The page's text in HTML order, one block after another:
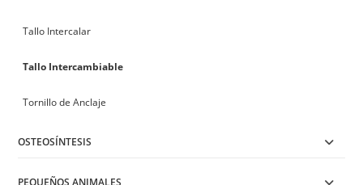
Tallo Intercalar
Tallo Intercambiable
Tornillo de Anclaje
OSTEOSÍNTESIS
PEQUEÑOS ANIMALES